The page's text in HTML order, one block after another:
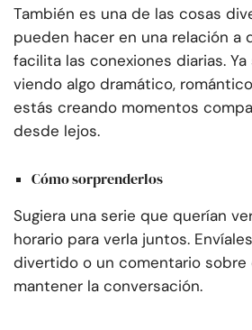
También es una de las cosas
pueden hacer en una relación a
facilita las conexiones diarias.
viendo algo dramático,
estás creando momentos
desde lejos.
Cómo sorprenderlos
Sugiera una serie que querían
horario para verla juntos.
divertido o un comentario sobre
mantener la conversación.